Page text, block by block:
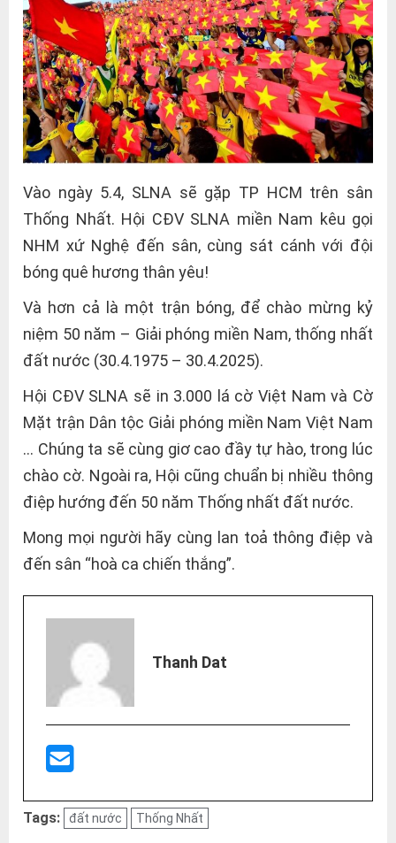
Vào ngày 5.4, SLNA sẽ gặp TP HCM trên sân
Thống Nhất. Hội CĐV SLNA miền Nam kêu gọi
NHM xứ Nghệ đến sân, cùng sát cánh với đội
bóng quê hương thân yêu!
Và hơn cả là một trận bóng, để chào mừng kỷ
niệm 50 năm – Giải phóng miền Nam, thống nhất
đất nước (30.4.1975 – 30.4.2025).
Hội CĐV SLNA sẽ in 3.000 lá cờ Việt Nam và Cờ
Mặt trận Dân tộc Giải phóng miền Nam Việt Nam
… Chúng ta sẽ cùng giơ cao đầy tự hào, trong lúc
chào cờ. Ngoài ra, Hội cũng chuẩn bị nhiều thông
điệp hướng đến 50 năm Thống nhất đất nước.
Mong mọi người hãy cùng lan toả thông điệp và
đến sân “hoà ca chiến thắng”.
Thanh Dat
Tags: đất nước Thống Nhất